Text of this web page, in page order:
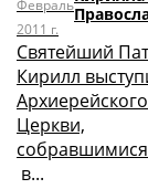
Февраль
2011 г.
Святейший
Кирилл
Церкви,
собравшимися
в...